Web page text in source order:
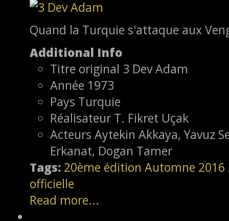
Quand la Turquie s'attaque aux
Additional Info
Titre original 3 Dev Adam
Année 1973
Pays Turquie
Réalisateur T. Fikret Uçak
Acteurs Aytekin Akkaya, Yavuz
Erkanat, Dogan Tamer
Tags: 20ème édition Automne 2016
officielle
Read more...